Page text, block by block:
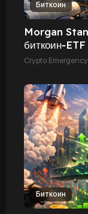
Биткоин
Morgan
Crypto Emergency
Биткоин